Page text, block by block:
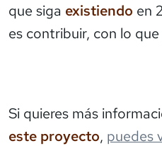
que siga existiendo en
es contribuir, con lo
Si quieres más
este proyecto, puedes